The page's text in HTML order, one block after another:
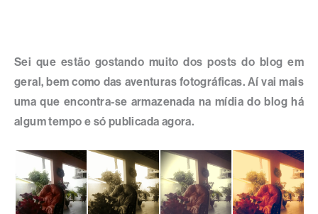
Sei que estão gostando muito dos posts do blog em
geral, bem como das aventuras fotográficas. Aí vai mais
uma que encontra-se armazenada na mídia do blog há
algum tempo e só publicada agora.